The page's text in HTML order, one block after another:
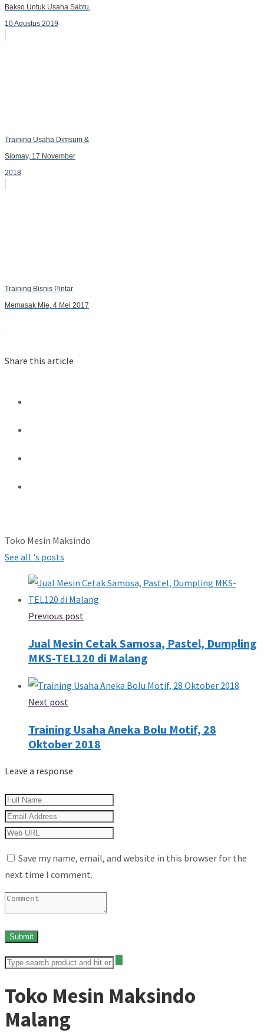
Bakso Untuk Usaha Sabtu,
10 Agustus 2019
Training Usaha Dimsum &
Siomay, 17 November
2018
Training Bisnis Pintar
Memasak Mie, 4 Mei 2017
Share this article
Toko Mesin Maksindo
See all 's posts
Previous post
Jual Mesin Cetak Samosa, Pastel, Dumpling
MKS-TEL120 di Malang
Next post
Training Usaha Aneka Bolu Motif, 28
Oktober 2018
Leave a response
Save my name, email, and website in this browser for the
next time I comment.
Toko Mesin Maksindo
Malang